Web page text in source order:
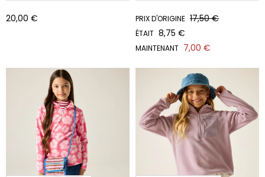
20,00 € PRIX D'ORIGINE 17,50 €
ÉTAIT 8,75 €
MAINTENANT 7,00 €